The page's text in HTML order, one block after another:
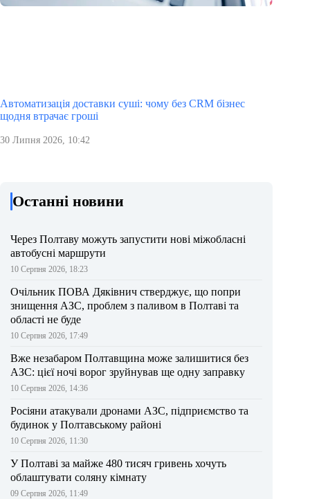
Автоматизація доставки суші: чому без CRM бізнес
щодня втрачає гроші
30 Липня 2026, 10:42
Останні новини
Через Полтаву можуть запустити нові міжобласні
автобусні маршрути
10 Серпня 2026, 18:23
Очільник ПОВА Дяківнич стверджує, що попри
знищення АЗС, проблем з паливом в Полтаві та
області не буде
10 Серпня 2026, 17:49
Вже незабаром Полтавщина може залишитися без
АЗС: цієї ночі ворог зруйнував ще одну заправку
10 Серпня 2026, 14:36
Росіяни атакували дронами АЗС, підприємство та
будинок у Полтавському районі
10 Серпня 2026, 11:30
У Полтаві за майже 480 тисяч гривень хочуть
облаштувати соляну кімнату
09 Серпня 2026, 11:49